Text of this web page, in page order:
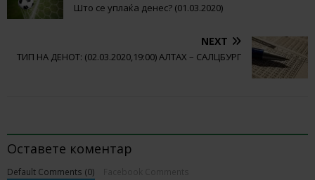
Што се уплаќа денес? (01.03.2020)
NEXT
ТИП НА ДЕНОТ: (02.03.2020,19:00) АЛТАХ – САЛЦБУРГ
Оставете коментар
Default Comments (0)